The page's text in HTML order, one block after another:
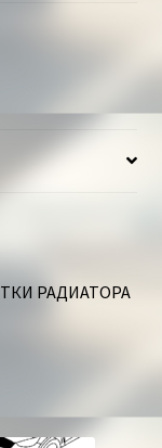
РАДИАТОРА